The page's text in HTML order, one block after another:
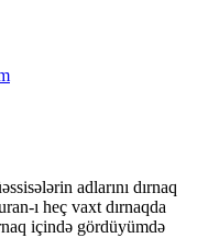
adlarını dırnaq
ı heç vaxt dırnaqda
içində gördüyümdə